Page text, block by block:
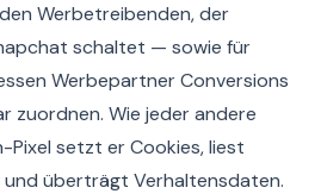
Werbetreibenden, der
schaltet — sowie für
Werbepartner Conversions
zuordnen. Wie jeder andere
Pixel setzt er Cookies, liest
und überträgt Verhaltensdaten.